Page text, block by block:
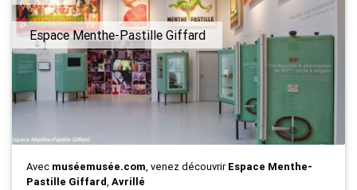
Espace Menthe-Pastille Giffard
Avec muséemusée.com, venez découvrirEspace Menthe-
Pastille Giffard, Avrillé